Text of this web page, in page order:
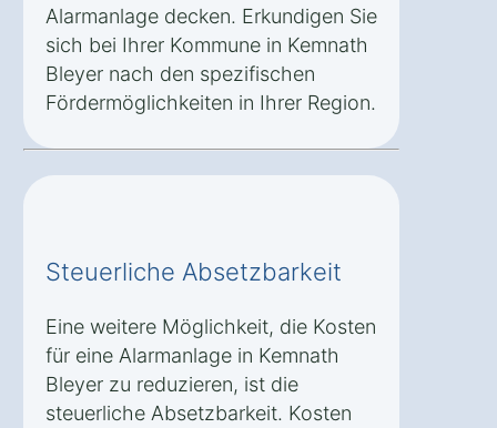
Alarmanlage decken. Erkundigen Sie
sich bei Ihrer Kommune in Kemnath
Bleyer nach den spezifischen
Fördermöglichkeiten in Ihrer Region.
Steuerliche Absetzbarkeit
Eine weitere Möglichkeit, die Kosten
für eine Alarmanlage in Kemnath
Bleyer zu reduzieren, ist die
steuerliche Absetzbarkeit. Kosten